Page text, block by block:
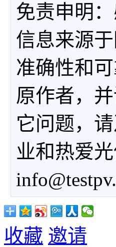
免责申明
信息来源
准确性和
原作者，
它问题，
业和热爱
收藏 邀请